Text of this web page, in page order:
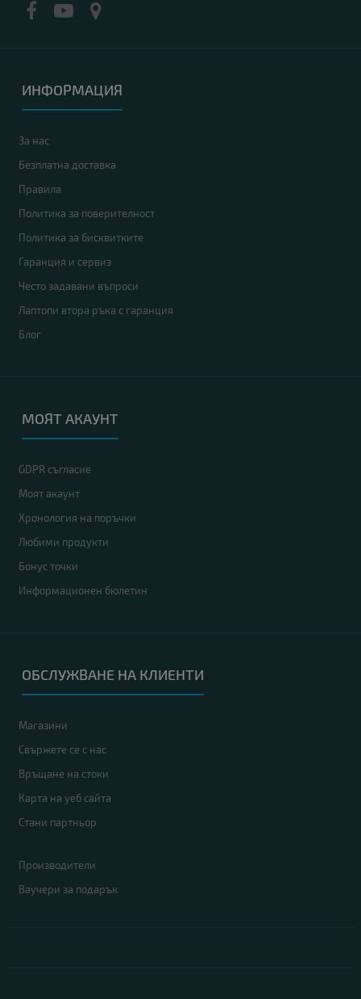
ИНФОРМАЦИЯ
За нас
Безплатна доставка
Правила
Политика за поверителност
Политика за бисквитките
Гаранция и сервиз
Често задавани въпроси
Лаптопи втора ръка с гаранция
Блог
МОЯТ АКАУНТ
GDPR съгласие
Моят акаунт
Хронология на поръчки
Любими продукти
Бонус точки
Информационен бюлетин
ОБСЛУЖВАНЕ НА КЛИЕНТИ
Магазини
Свържете се с нас
Връщане на стоки
Карта на уеб сайта
Стани партньор
Производители
Ваучери за подарък